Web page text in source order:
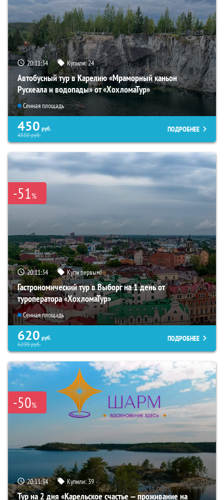
20:11:33 Купили:24
Автобусный тур в Карелию «Мраморный каньон
Рускеала и водопады» от «ХохломаТур»
Сенная площадь
450 руб.
4550руб.
ПОДРОБНЕЕ
-51%
20:11:33 Купи первым!
Гастрономический тур в Выборг на 1 день от
туроператора «ХохломаТур»
Сенная площадь
620 руб.
6290руб.
ПОДРОБНЕЕ
-50%
20:11:33 Купили:39
Тур на 2 дня «Карельское счастье — проживание на